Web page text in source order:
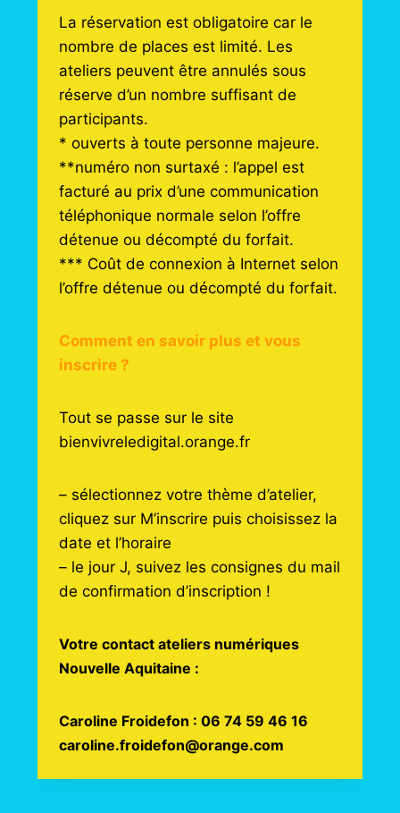
La réservation est obligatoire car le
nombre de places est limité. Les
ateliers peuvent être annulés sous
réserve d’un nombre suffisant de
participants.
* ouverts à toute personne majeure.
**numéro non surtaxé : l’appel est
facturé au prix d’une communication
téléphonique normale selon l’offre
détenue ou décompté du forfait.
*** Coût de connexion à Internet selon
l’offre détenue ou décompté du forfait.
Comment en savoir plus et vous
inscrire ?
Tout se passe sur le site
bienvivreledigital.orange.fr
– sélectionnez votre thème d’atelier,
cliquez sur M’inscrire puis choisissez la
date et l’horaire
– le jour J, suivez les consignes du mail
de confirmation d’inscription !
Votre contact ateliers numériques
Nouvelle Aquitaine :
Caroline Froidefon : 06 74 59 46 16
caroline.froidefon@orange.com